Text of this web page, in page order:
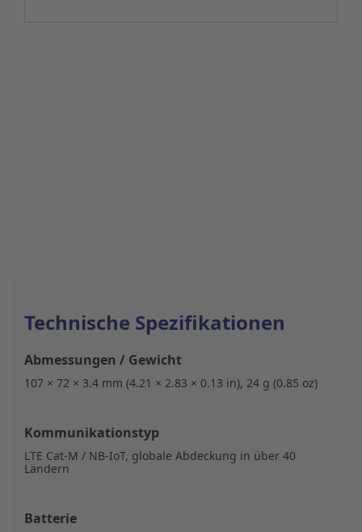
Technische Spezifikationen
Abmessungen / Gewicht
107 × 72 × 3.4 mm (4.21 × 2.83 × 0.13 in), 24 g (0.85 oz)
Kommunikationstyp
LTE Cat‑M / NB‑IoT, globale Abdeckung in über 40
Ländern
Batterie